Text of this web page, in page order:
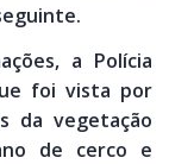
a Polícia
foi vista por
da vegetação
de cerco e